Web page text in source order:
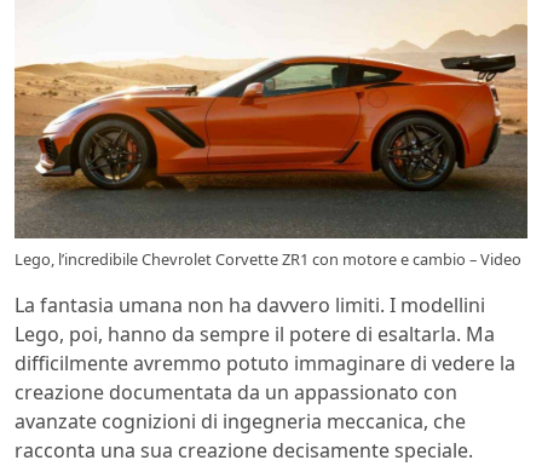
Lego, l’incredibile Chevrolet Corvette ZR1 con motore e cambio – Video
La fantasia umana non ha davvero limiti. I modellini
Lego, poi, hanno da sempre il potere di esaltarla. Ma
difficilmente avremmo potuto immaginare di vedere la
creazione documentata da un appassionato con
avanzate cognizioni di ingegneria meccanica, che
racconta una sua creazione decisamente speciale.